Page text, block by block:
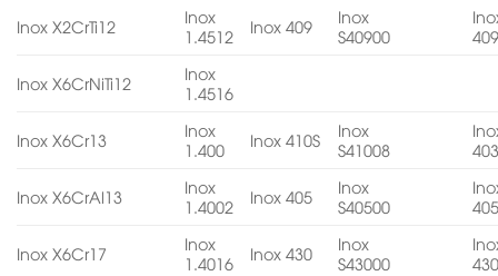
Inox X2CrTi12
Inox
1.4512
Inox 409
Inox
S40900
Inox X6CrNiTi12
Inox
1.4516
Inox X6Cr13
Inox
1.400
Inox 410S
Inox
S41008
Inox X6CrAl13
Inox
1.4002
Inox 405
Inox
S40500
Inox X6Cr17
Inox
1.4016
Inox 430
Inox
S43000